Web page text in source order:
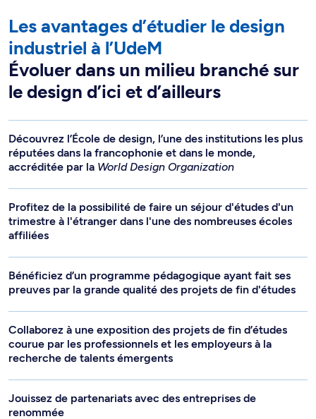
Les avantages d’étudier le design
industriel à l’UdeM
Évoluer dans un milieu branché sur
le design d’ici et d’ailleurs
Découvrez l’École de design, l’une des institutions les plus
réputées dans la francophonie et dans le monde,
accréditée par la World Design Organization
Profitez de la possibilité de faire un séjour d'études d'un
trimestre à l'étranger dans l'une des nombreuses écoles
affiliées
Bénéficiez d’un programme pédagogique ayant fait ses
preuves par la grande qualité des projets de fin d'études
Collaborez à une exposition des projets de fin d’études
courue par les professionnels et les employeurs à la
recherche de talents émergents
Jouissez de partenariats avec des entreprises de
renommée